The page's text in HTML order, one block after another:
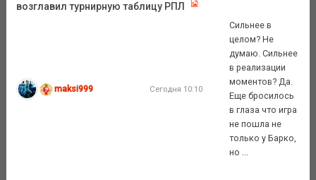
возглавил турнирную таблицу РПЛ
maksi999 Сегодня 10:10
Сильнее в
целом? Не
думаю. Сильнее
в реализации
моментов? Да.
Еще бросилось
в глаза что игра
не пошла не
только у Барко,
но ...